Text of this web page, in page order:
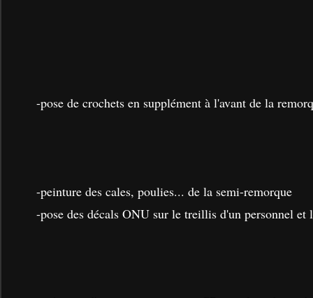
-pose de crochets en supplément à l'avant de la
-peinture des cales, poulies... de la semi-remorque
-pose des décals ONU sur le treillis d'un personnel et